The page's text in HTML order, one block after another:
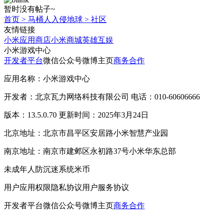
暂时没有帖子~
首页 > 马桶人入侵地球 > 社区
友情链接
小米应用商店小米商城英雄互娱
小米游戏中心
开发者平台微信公众号微博主页商务合作
应用名称：小米游戏中心
开发者：北京瓦力网络科技有限公司 电话：010-60606666
版本：13.5.0.70 更新时间：2025年3月24日
北京地址：北京市昌平区安居路小米智慧产业园
南京地址：南京市建邺区永初路37号小米华东总部
未成年人防沉迷系统米币
用户应用权限隐私协议用户服务协议
开发者平台微信公众号微博主页商务合作